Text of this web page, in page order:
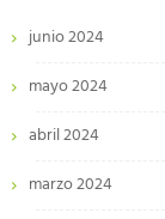
junio 2024
mayo 2024
abril 2024
marzo 2024